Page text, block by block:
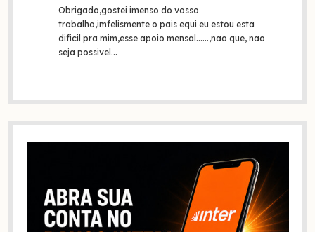
Obrigado,gostei imenso do vosso
trabalho,imfelismente o pais equi eu estou esta
dificil pra mim,esse apoio mensal......,nao que, nao
seja possivel…